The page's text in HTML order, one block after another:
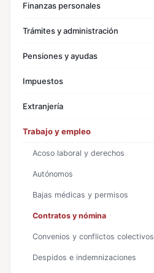
Finanzas personales
Trámites y administración
Pensiones y ayudas
Impuestos
Extranjería
Trabajo y empleo
Acoso laboral y derechos
Autónomos
Bajas médicas y permisos
Contratos y nómina
Convenios y conflictos colectivos
Despidos e indemnizaciones